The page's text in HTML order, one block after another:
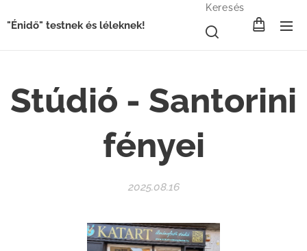
"Énidő" testnek és léleknek!
Keresés
Stúdió - Santorini
fényei
2025.08.16